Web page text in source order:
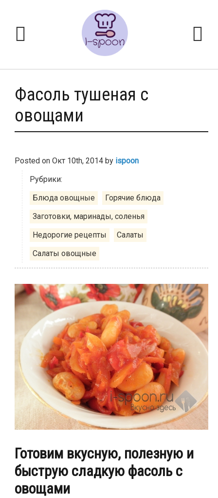
Фасоль тушеная с
овощами
Posted on Окт 10th, 2014 by ispoon
Рубрики:
Блюда овощные
Горячие блюда
Заготовки, маринады, соленья
Недорогие рецепты
Салаты
Салаты овощные
Готовим вкусную, полезную и
быструю сладкую фасоль с
овощами